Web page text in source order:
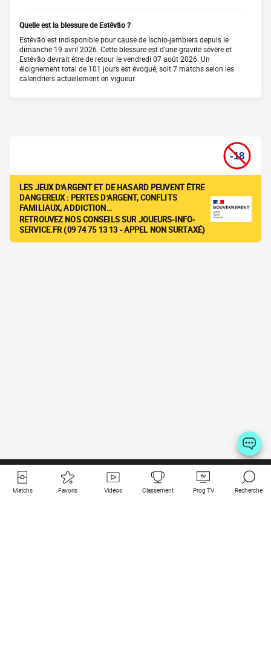
Quelle est la blessure de Estêvão ?
Estêvão est indisponible pour cause de Ischio-jambiers depuis le
dimanche 19 avril 2026. Cette blessure est d'une gravité sévère et
Estêvão devrait être de retour le vendredi 07 août 2026. Un
éloignement total de 101 jours est évoqué, soit 7 matchs selon les
calendriers actuellement en vigueur.
LES JEUX D'ARGENT ET DE HASARD PEUVENT ÊTRE
DANGEREUX : PERTES D'ARGENT, CONFLITS
FAMILIAUX, ADDICTION…
RETROUVEZ NOS CONSEILS SUR JOUEURS-INFO-
SERVICE.FR (09 74 75 13 13 - APPEL NON SURTAXÉ)
Matchs Favoris Vidéos Classement Prog TV Recherche